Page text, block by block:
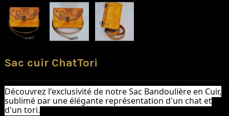
Sac cuir ChatTori
Découvrez l'exclusivité de notre Sac Bandoulière en Cuir,
sublimé par une élégante représentation d'un chat et
d'un tori.